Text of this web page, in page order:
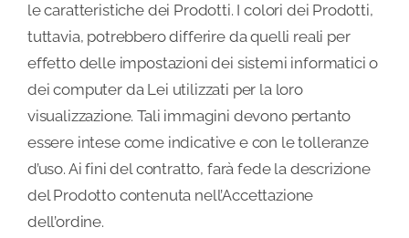
le caratteristiche dei Prodotti. I colori dei Prodotti,
tuttavia, potrebbero differire da quelli reali per
effetto delle impostazioni dei sistemi informatici o
dei computer da Lei utilizzati per la loro
visualizzazione. Tali immagini devono pertanto
essere intese come indicative e con le tolleranze
d’uso. Ai fini del contratto, farà fede la descrizione
del Prodotto contenuta nell’Accettazione
dell’ordine.